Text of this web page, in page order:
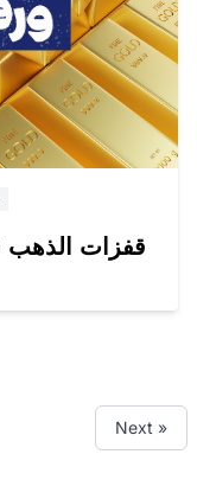
Next »